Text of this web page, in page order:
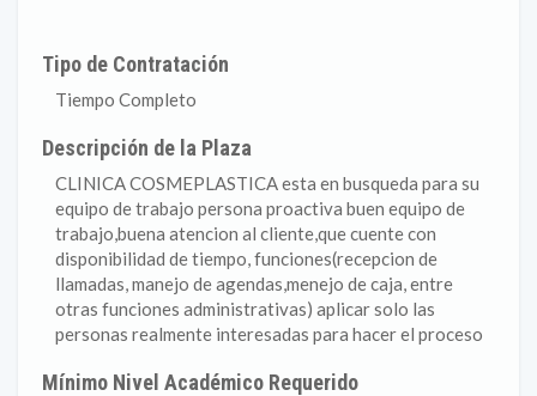
Tipo de Contratación
Tiempo Completo
Descripción de la Plaza
CLINICA COSMEPLASTICA esta en busqueda para su
equipo de trabajo persona proactiva buen equipo de
trabajo,buena atencion al cliente,que cuente con
disponibilidad de tiempo, funciones(recepcion de
llamadas, manejo de agendas,menejo de caja, entre
otras funciones administrativas) aplicar solo las
personas realmente interesadas para hacer el proceso
Mínimo Nivel Académico Requerido